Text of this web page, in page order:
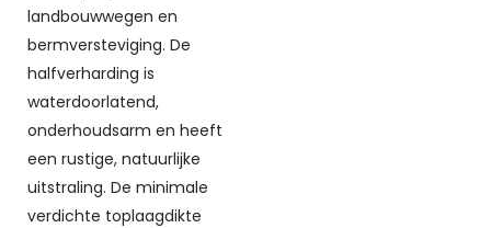
landbouwwegen en
bermversteviging. De
halfverharding is
waterdoorlatend,
onderhoudsarm en heeft
een rustige, natuurlijke
uitstraling. De minimale
verdichte toplaagdikte